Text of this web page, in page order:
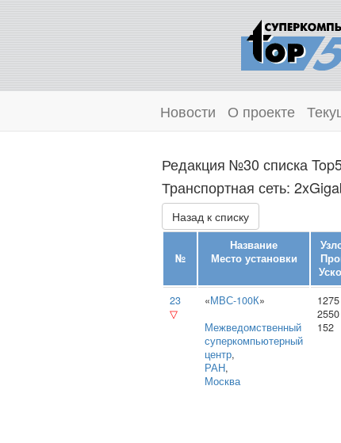
Новости О проекте
Редакция №30 списка
Транспортная сеть:
Назад к списку
№
Название
Место установки
23
▽
«МВС-100К»
Межведомственный
суперкомпьютерный
центр,
РАН,
Москва
1275
2550
152